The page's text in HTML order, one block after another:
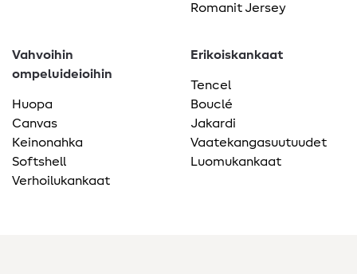
Romanit Jersey
Vahvoihin
ompeluideioihin
Huopa
Canvas
Keinonahka
Softshell
Verhoilukankaat
Erikoiskankaat
Tencel
Bouclé
Jakardi
Vaatekangasuutuudet
Luomukankaat